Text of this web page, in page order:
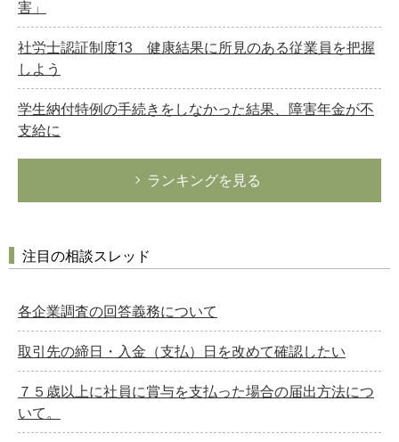
害」
社労士認証制度13 健康結果に所見のある従業員を把握
しよう
学生納付特例の手続きをしなかった結果、障害年金が不
支給に
ランキングを見る
注目の相談スレッド
各企業調査の回答義務について
取引先の締日・入金（支払）日を改めて確認したい
７５歳以上に社員に賞与を支払った場合の届出方法につ
いて。